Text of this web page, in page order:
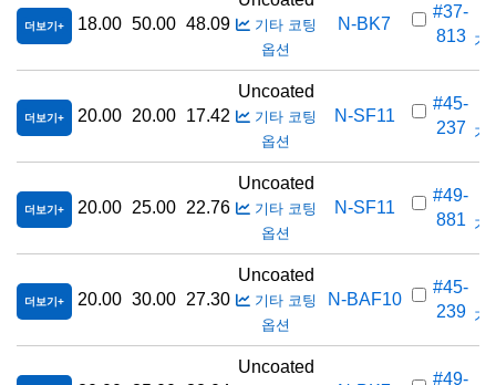
더보기 18.00 50.00 48.09
기타 코팅
옵션
N-BK7
#37-
813 가
더보기 20.00 20.00 17.42
Uncoated
기타 코팅
옵션
N-SF11
#45-
237 가
더보기 20.00 25.00 22.76
Uncoated
기타 코팅
옵션
N-SF11
#49-
881 가
더보기 20.00 30.00 27.30
Uncoated
기타 코팅
옵션
N-BAF10
#45-
239 가
Uncoated
#49-